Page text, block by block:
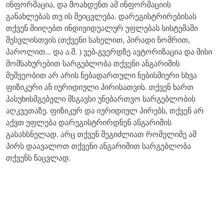
ინფორმაცია, და მოახდენთ ამ ინფორმაციის
განახლებას თუ ის შეიცვლება. დარეგისტრირებისას
თქვენ მიიღებთ ინდივიდუალურ უფლებას სისტემაში
შესვლისთვის (თქვენი სახელით, პირადი ნომრით,
პაროლით... და ა.შ. ) ვებ-გვერდზე ავტორიზაცია და მისი
მომსახურებით სარგებლობა თქვენი ანგარიშის
მეშვეობით არ არის ნებადართული ნებისმიერი სხვა
ფიზიკური ან იურიდიული პირისათვის. თქვენ ხართ
პასუხისმგებელი მსგავსი უნებართვო სარგებლობის
აღკვეთაზე. ფიზიკურ და იურიდიულ პირებს, თქვენ არ
აქვთ უფლება დარეგისტრირდნენ ანგარიშის
გასახსნელად. არც თქვენ შეგიძლიათ რომელიმე ამ
პირს დაავალოთ თქვენი ანგარიშით სარგებლობა
თქვენს ნაცვლად.